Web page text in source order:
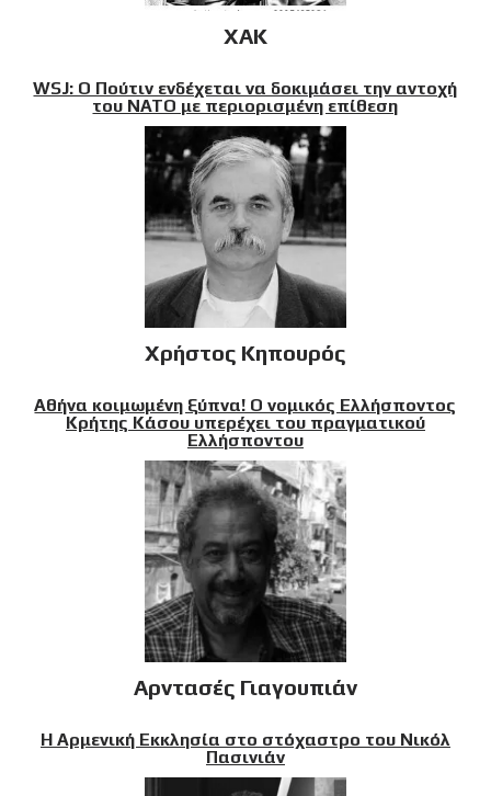
XAK
WSJ: Ο Πούτιν ενδέχεται να δοκιμάσει την αντοχή
του ΝΑΤΟ με περιορισμένη επίθεση
Χρήστος Κηπουρός
Αθήνα κοιμωμένη ξύπνα! Ο νομικός Ελλήσποντος
Κρήτης Κάσου υπερέχει του πραγματικού
Ελλήσποντου
Αρντασές Γιαγουπιάν
Η Αρμενική Εκκλησία στο στόχαστρο του Νικόλ
Πασινιάν